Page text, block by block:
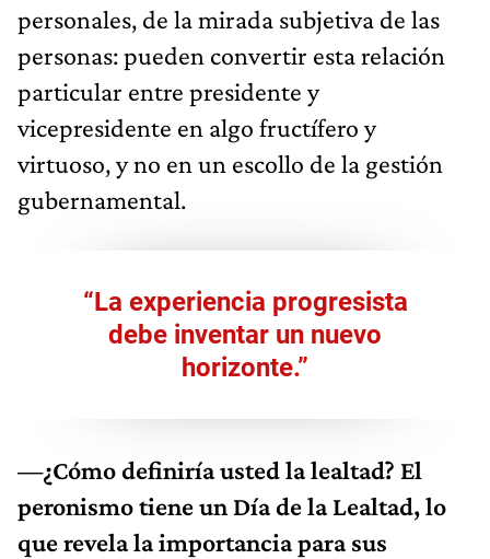
personales, de la mirada subjetiva de las
personas: pueden convertir esta relación
particular entre presidente y
vicepresidente en algo fructífero y
virtuoso, y no en un escollo de la gestión
gubernamental.
“La experiencia progresista
debe inventar un nuevo
horizonte.”
—¿Cómo definiría usted la lealtad? El
peronismo tiene un Día de la Lealtad, lo
que revela la importancia para sus